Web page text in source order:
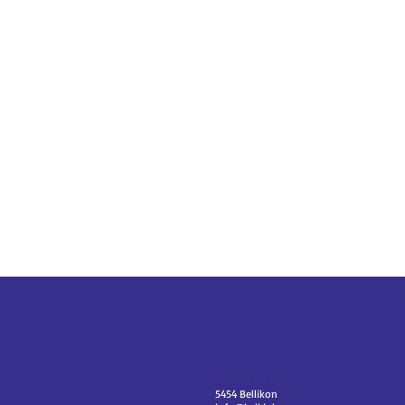
5454 Bellikon